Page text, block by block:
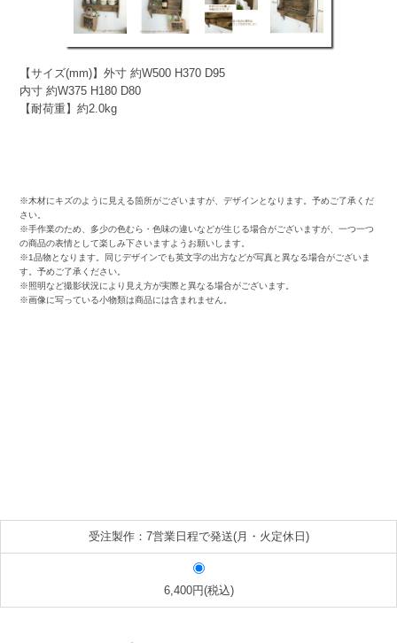
【サイズ(mm)】外寸 約W500 H370 D95
内寸 約W375 H180 D80
【耐荷重】約2.0kg
※木材にキズのように見える箇所がございますが、デザインとなります。予めご了承くだ
さい。
※手作業のため、多少の色むら・色味の違いなどが生じる場合がございますが、一つ一つ
の商品の表情として楽しみ下さいますようお願いします。
※1品物となります。同じデザインでも英文字の出方などが写真と異なる場合がございま
す。予めご了承ください。
※照明など撮影状況により見え方が実際と異なる場合がございます。
※画像に写っている小物類は商品には含まれません。
受注製作：7営業日程で発送(月・火定休日)
6,400円(税込)